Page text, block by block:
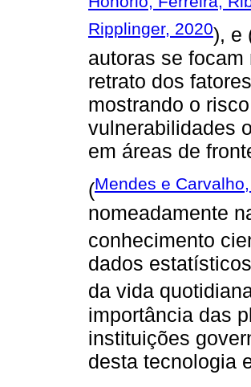
Ripplinger, 2020), e
autoras se
retrato dos
mostrando o
vulnerabilidades
em áreas de
(Mendes e
nomeadamente
conhecimento
dados
da vida
importância das
instituições
desta tecnologia